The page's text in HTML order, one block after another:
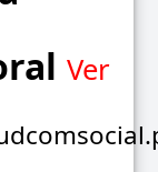
Ver